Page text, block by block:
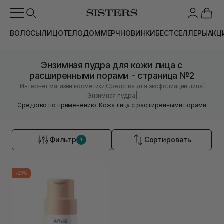
ВОЛОСЫЛИЦОТЕЛОДОММЕРЧНОВИНКИБЕСТСЕЛЛЕРЫ
Энзимная пудра для кожи лица с
расширенными порами - страница №2
Интернет магазин косметики |Средства для эксфолиации лица
Энзимная пудра
Средство по применению: Кожа лица с расширенными порами
Фильтр 1 Сортировать
-20%